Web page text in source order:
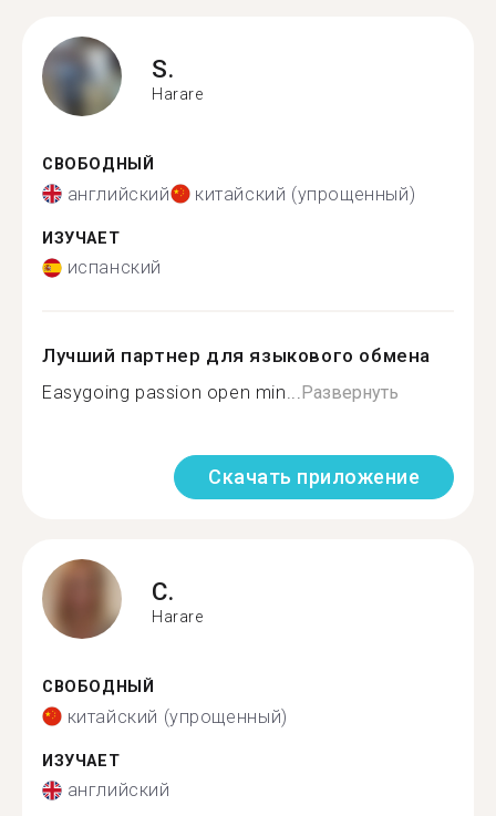
S.
Harare
СВОБОДНЫЙ
английский китайский (упрощенный)
ИЗУЧАЕТ
испанский
Лучший партнер для языкового обмена
Easygoing passion open min...Развернуть
Скачать приложение
C.
Harare
СВОБОДНЫЙ
китайский (упрощенный)
ИЗУЧАЕТ
английский